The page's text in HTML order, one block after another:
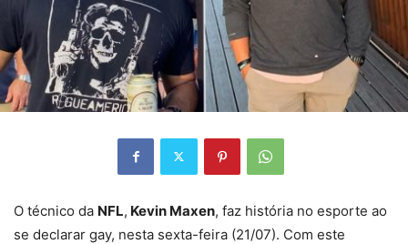
O técnico da NFL, Kevin Maxen, faz história no esporte ao
se declarar gay, nesta sexta-feira (21/07). Com este